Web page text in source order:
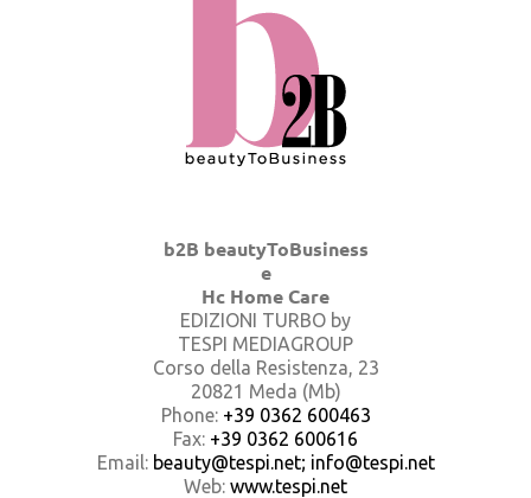
b2B beautyToBusiness
e
Hc Home Care
EDIZIONI TURBO by
TESPI MEDIAGROUP
Corso della Resistenza, 23
20821 Meda (Mb)
Phone: +39 0362 600463
Fax: +39 0362 600616
Email: beauty@tespi.net; info@tespi.net
Web: www.tespi.net